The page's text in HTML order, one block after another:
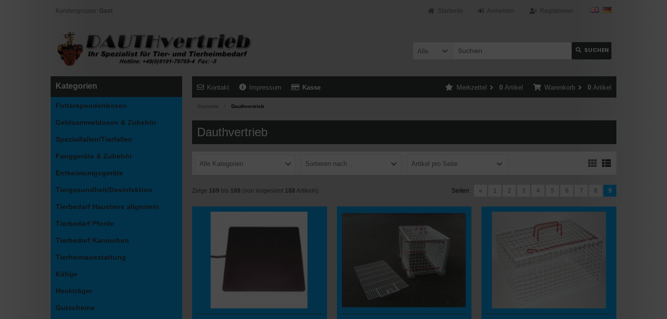
Kundengruppe: Gast Registrieren
Anmelden
Startseite
Alle SUCHEN
Kontakt Impressum Kasse Warenkorb 0 Artikel
Merkzettel 0 Artikel
Startseite Dauthvertrieb
Dauthvertrieb
Alle Kategorien Sortieren nach ... Artikel pro Seite
Zeige 169 bis 188 (von insgesamt 188 Artikeln) Seiten: « 1 2 3 4 5 6 7 8 9
Kategorien
Futterspendenboxen
Geldsammeldosen & Zubehör
Spezialfallen/Tierfallen
Fanggeräte & Zubehör
Entkeimumgsgeräte
Tiergesundheit/Desinfektion
Tierbedarf Haustiere allgemein
Tierbedarf Pferde
Tierbedarf Kaninchen
Tierheimausstattung
Käfige
Heckträger
Gutscheine